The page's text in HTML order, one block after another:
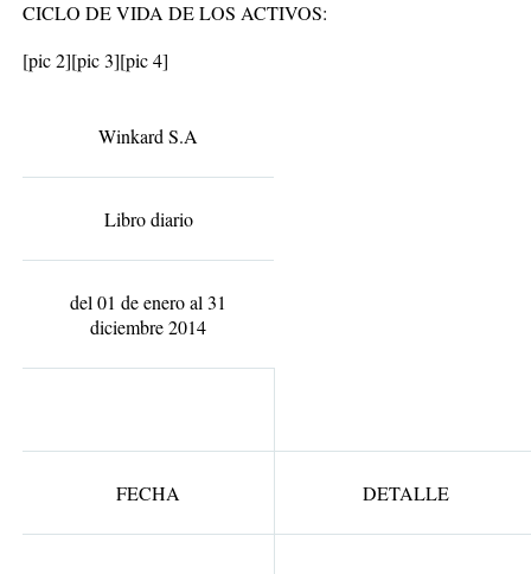
CICLO DE VIDA DE LOS ACTIVOS:
[pic 2][pic 3][pic 4]
Winkard S.A
Libro diario
del 01 de enero al 31
diciembre 2014
FECHA DETALLE